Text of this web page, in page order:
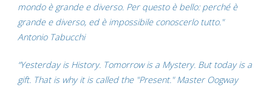
mondo è grande e diverso. Per questo è bello: perché è
grande e diverso, ed è impossibile conoscerlo tutto."
Antonio Tabucchi
“Yesterday is History. Tomorrow is a Mystery. But today is a
gift. That is why it is called the "Present." Master Oogway